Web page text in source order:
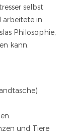
selbst
arbeitete in
Philosophie,
kann.
und Tiere